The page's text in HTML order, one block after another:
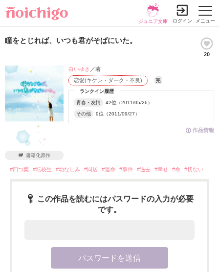
メニュー
ジュニア文庫 ログイン
瞳をとじれば、いつも君がそばにいた。
20
作品情報
ランクイン履歴
青春・友情 42位（2011/05/26）
その他 9位（2011/09/27）
恋愛(キケン・ダーク・不良) 完
白いゆき ／著
書籍化原作
#四つ葉 #転校生 #幼なじみ #同居 #運命 #事件 #過去 #幸せ #命 #切ない
この作品を読むにはパスワードの入力が必要
です。